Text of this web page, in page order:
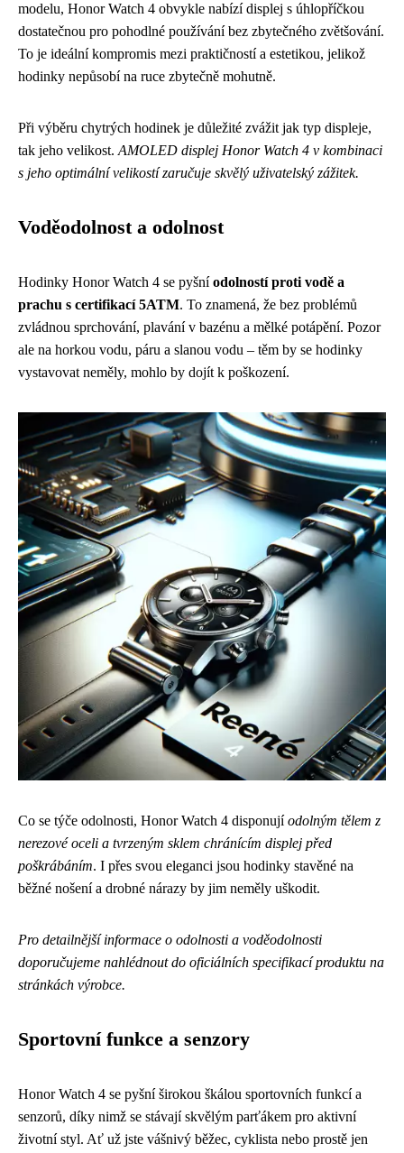
modelu, Honor Watch 4 obvykle nabízí displej s úhlopříčkou
dostatečnou pro pohodlné používání bez zbytečného zvětšování.
To je ideální kompromis mezi praktičností a estetikou, jelikož
hodinky nepůsobí na ruce zbytečně mohutně.
Při výběru chytrých hodinek je důležité zvážit jak typ displeje,
tak jeho velikost. AMOLED displej Honor Watch 4 v kombinaci
s jeho optimální velikostí zaručuje skvělý uživatelský zážitek.
Voděodolnost a odolnost
Hodinky Honor Watch 4 se pyšníodolností proti vodě a
prachu s certifikací 5ATM. To znamená, že bez problémů
zvládnou sprchování, plavání v bazénu a mělké potápění. Pozor
ale na horkou vodu, páru a slanou vodu – těm by se hodinky
vystavovat neměly, mohlo by dojít k poškození.
Co se týče odolnosti, Honor Watch 4 disponujíodolným tělem z
nerezové oceli a tvrzeným sklem chránícím displej před
poškrábáním. I přes svou eleganci jsou hodinky stavěné na
běžné nošení a drobné nárazy by jim neměly uškodit.
Pro detailnější informace o odolnosti a voděodolnosti
doporučujeme nahlédnout do oficiálních specifikací produktu na
stránkách výrobce.
Sportovní funkce a senzory
Honor Watch 4 se pyšní širokou škálou sportovních funkcí a
senzorů, díky nimž se stávají skvělým parťákem pro aktivní
životní styl. Ať už jste vášnivý běžec, cyklista nebo prostě jen